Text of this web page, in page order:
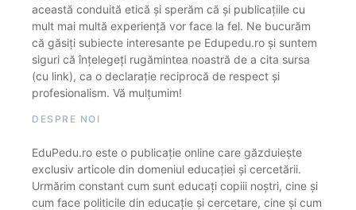
această conduită etică și sperăm că și publicațiile cu
mult mai multă experiență vor face la fel. Ne bucurăm
că găsiți subiecte interesante pe Edupedu.ro și suntem
siguri că înțelegeți rugămintea noastră de a cita sursa
(cu link), ca o declarație reciprocă de respect și
profesionalism. Vă mulțumim!
DESPRE NOI
EduPedu.ro este o publicație online care găzduiește
exclusiv articole din domeniul educației și cercetării.
Urmărim constant cum sunt educați copiii noștri, cine și
cum face politicile din educație și cercetare, cine și cum